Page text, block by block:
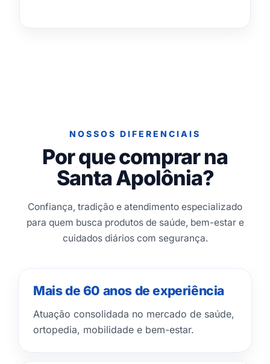
NOSSOS DIFERENCIAIS
Por que comprar na
Santa Apolônia?
Confiança, tradição e atendimento especializado
para quem busca produtos de saúde, bem-estar e
cuidados diários com segurança.
Mais de 60 anos de experiência
Atuação consolidada no mercado de saúde,
ortopedia, mobilidade e bem-estar.